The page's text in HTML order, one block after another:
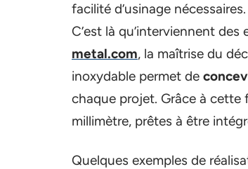
facilité d’usinage nécessaires.
C’est là qu’interviennent
metal.com, la maîtrise du
inoxydable permet de
chaque projet. Grâce à cette
millimètre, prêtes à être
Quelques exemples de